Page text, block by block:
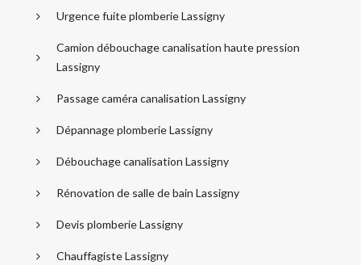
Urgence fuite plomberie Lassigny
Camion débouchage canalisation haute pression
Lassigny
Passage caméra canalisation Lassigny
Dépannage plomberie Lassigny
Débouchage canalisation Lassigny
Rénovation de salle de bain Lassigny
Devis plomberie Lassigny
Chauffagiste Lassigny